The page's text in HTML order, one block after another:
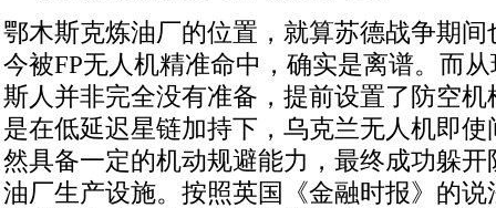
鄂木斯克炼油厂的位置，就算苏德战争期
今被FP无人机精准命中，确实是离谱。而
斯人并非完全没有准备，提前设置了防空
是在低延迟星链加持下，乌克兰无人机即使
然具备一定的机动规避能力，最终成功躲
油厂生产设施。按照英国《金融时报》的